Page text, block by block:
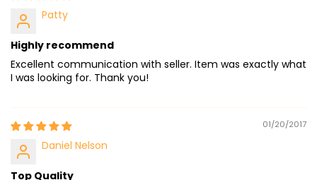
Patty
Highly recommend
Excellent communication with seller. Item was exactly what
I was looking for. Thank you!
01/20/2017
Daniel Nelson
Top Quality